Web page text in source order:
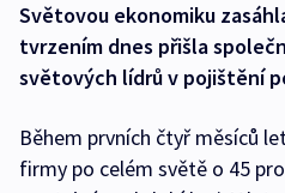
Světovou ekonomiku
tvrzením dnes přišla
světových lídrů v pojištění
Během prvních čtyř měsíců
firmy po celém světě o 45